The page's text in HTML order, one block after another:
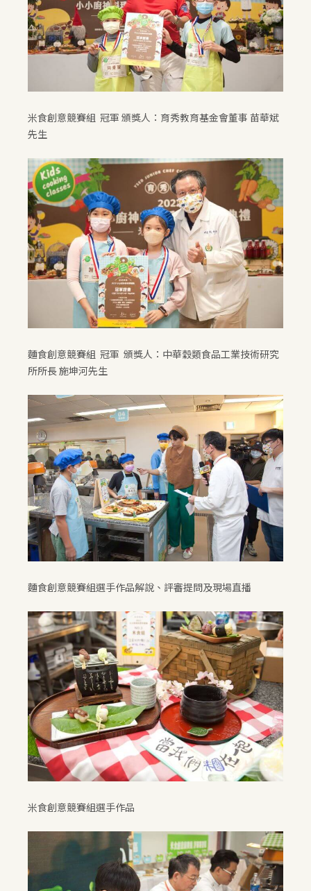
米食創意競賽組 冠軍 頒獎人：育秀教育基金會董事 苗華斌
先生
麵食創意競賽組 冠軍 頒獎人：中華穀類食品工業技術研究
所所長 施坤河先生
麵食創意競賽組選手作品解說、評審提問及現場直播
米食創意競賽組選手作品